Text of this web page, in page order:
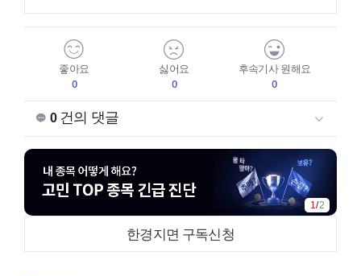
좋아요
0
싫어요
0
후속기사 원해요
0
0건의 댓글
1 /2
한경지면 구독신청